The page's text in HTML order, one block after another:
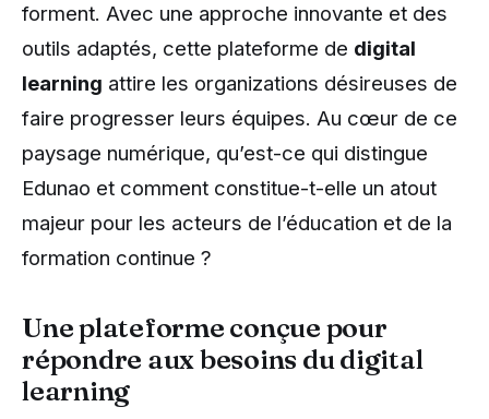
forment. Avec une approche innovante et des
outils adaptés, cette plateforme de digital
learning attire les organizations désireuses de
faire progresser leurs équipes. Au cœur de ce
paysage numérique, qu’est-ce qui distingue
Edunao et comment constitue-t-elle un atout
majeur pour les acteurs de l’éducation et de la
formation continue ?
Une plateforme conçue pour
répondre aux besoins du digital
learning